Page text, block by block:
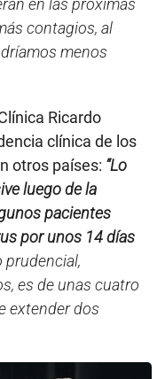
en las próximas
contagios, al
menos
Ricardo
clínica de los
otros países: “Lo
luego de la
pacientes
por unos 14 días
prudencial,
es de unas cuatro
extender dos